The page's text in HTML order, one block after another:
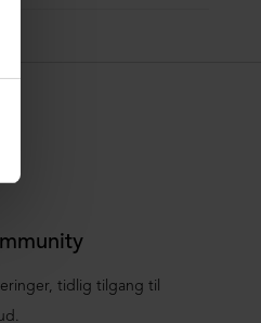
tidlig tilgang til